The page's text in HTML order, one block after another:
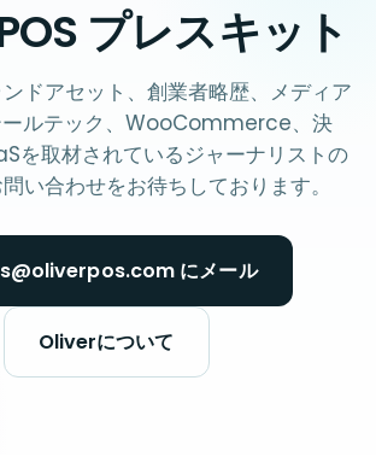
プレスキット
ドアセット、創業者略歴、メディア
ールテック、WooCommerce、決
を取材されているジャーナリストの
い合わせをお待ちしております。
にメール
Oliverについて